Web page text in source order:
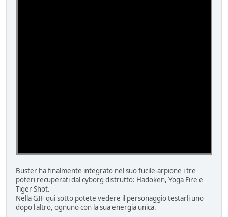
Buster ha finalmente integrato nel suo fucile‑arpione i tre
poteri recuperati dal cyborg distrutto: Hadoken, Yoga Fire e
Tiger Shot.
Nella GIF qui sotto potete vedere il personaggio testarli uno
dopo l'altro, ognuno con la sua energia unica.